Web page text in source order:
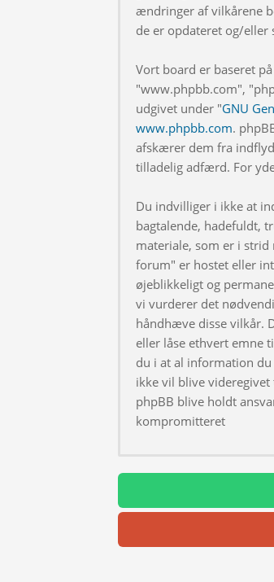
ændringer af vilkårene
de er opdateret og/eller
Vort board er baseret
"www.phpbb.com",
udgivet under "GNU
www.phpbb.com.
afskærer dem fra
tilladelig adfærd. For
Du indvilliger i ikke at
bagtalende, hadefuldt,
materiale, som er i
forum" er hostet eller
øjeblikkeligt og
vi vurderer det
håndhæve disse vilkår.
eller låse ethvert emne
du i at al information
ikke vil blive
phpBB blive holdt
kompromitteret